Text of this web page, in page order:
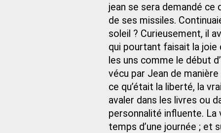
jean se sera demandé ce
de ses missiles.
soleil ? Curieusement, il
qui pourtant faisait la joie
les uns comme le début
vécu par Jean de
ce qu’était la liberté, la
avaler dans les livres ou
personnalité influente. La
temps d’une journée ; et